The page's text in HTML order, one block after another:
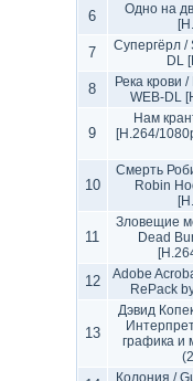
6
Одно на
7
Супергёрл /
DL
8
Река крови
WEB-DL
9
Нам
[H.264/
10
Смерть
Robin
11
Зловещие
Dead
12
Adobe
RePack
13
Дэвид
графика и
Колония /